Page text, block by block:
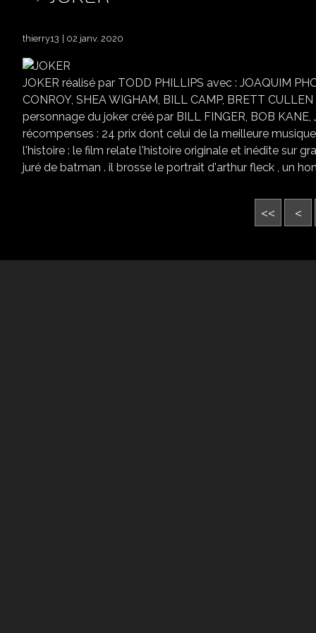
thierry13 02 janv. 2020
JOKER réalisé par TODD PHILLIPS avec : JOAQUIM
CONROY, SHEA WIGHAM, BILL CAMP, BRETT
personnage du joker créé par BILL FINGER, BOB
récompenses : 24 prix dont celui de la meilleure
l'histoire : le film relate l'histoire originale et inédite sur
juré de batman . il brosse le portrait d'arthur fleck , un
<< <